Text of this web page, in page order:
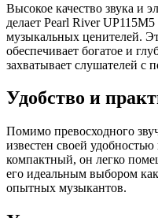
Высокое качество звука и
делает Pearl River
музыкальных ценителей.
обеспечивает богатое и
захватывает слушателей с
Удобство и
Помимо превосходного
известен своей
компактный, он легко
его идеальным выбором
опытных музыкантов.